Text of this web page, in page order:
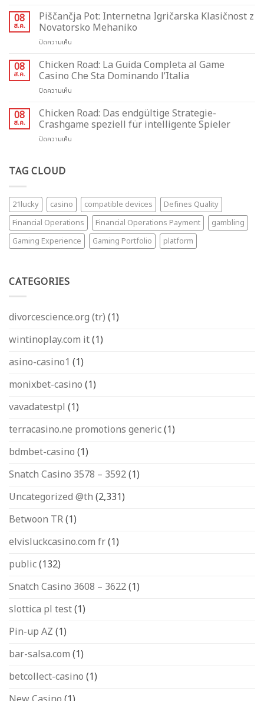
kjenne
til
dette
fascinerende
–
Najatraktivnija
Casino
Posebnom
Mehanikom
08
ส.ค.
Piščančja Pot: Internetna Igričarska Klasičnost z
Novatorsko Mehaniko
ปิดความเห็น
Pot:
Internetna
Igričarska
Novatorsko
Mehaniko
08
ส.ค.
Chicken Road: La Guida Completa al Game
Casino Che Sta Dominando l’Italia
ปิดความเห็น
Road:
La
Guida
Dominando
l’Italia
08
ส.ค.
Chicken Road: Das endgültige Strategie-
Crashgame speziell für intelligente Spieler
ปิดความเห็น
Crashgame
speziell
für
intelligente
Spieler
TAG CLOUD
21lucky casino compatible devices
Defines Quality
Financial Operations
Financial Operations Payment
gambling
Gaming Experience
Gaming Portfolio platform
CATEGORIES
divorcescience.org (tr) (1)
wintinoplay.com it(1)
asino-casino1 (1)
monixbet-casino (1)
vavadatestpl (1)
terracasino.ne promotions generic(1)
bdmbet-casino (1)
Snatch Casino 3578 – 3592(1)
Uncategorized @th (2,331)
Betwoon TR(1)
elvisluckcasino.com fr(1)
public(132)
Snatch Casino 3608 – 3622(1)
slottica pl test(1)
Pin-up AZ (1)
bar-salsa.com (1)
betcollect-casino (1)